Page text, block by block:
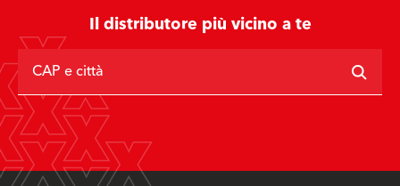
Il distributore più vicino a te
CAP e città